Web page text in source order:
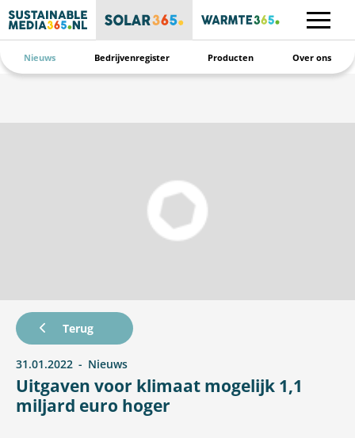
Nieuws Bedrijvenregister Producten Over ons
Uitgaven voor klimaat mogelijk 1,1
miljard euro hoger
Terug
31.01.2022 Nieuws